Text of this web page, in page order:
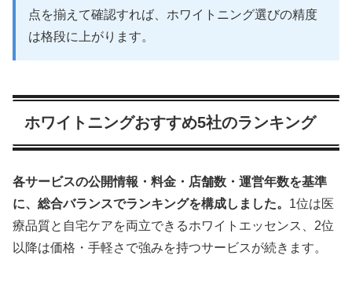
点を揃えて確認すれば、ホワイトニング選びの精度
は格段に上がります。
ホワイトニングおすすめ5社のランキング
各サービスの公開情報・料金・店舗数・運営年数を基準
に、総合バランスでランキングを構成しました。 1位は医
療品質と自宅ケアを両立できるホワイトエッセンス、2位
以降は価格・手軽さで強みを持つサービスが続きます。